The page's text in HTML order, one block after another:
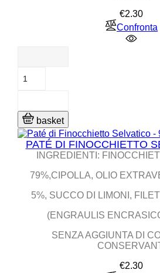
€2.30Price
Confronta
basket
PATÉ DI FINOCCHIETTO
INGREDIENTI:
79%,CIPOLLA, OLIO
5%, SUCCO DI LIMONI,
(ENGRAULIS
SENZA AGGIUNTA DI
€2.30Price